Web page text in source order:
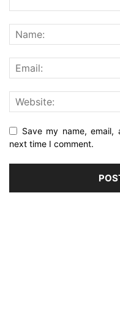
Save my name,
next time I comment.